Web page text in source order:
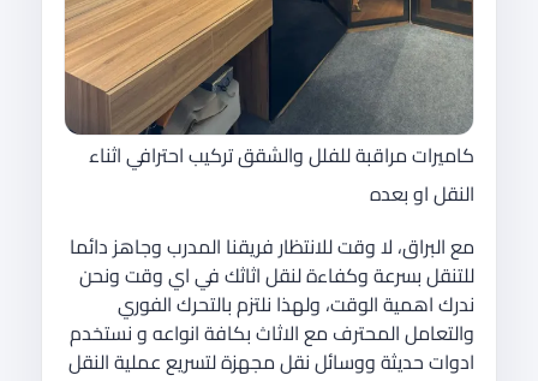
كاميرات مراقبة للفلل والشقق تركيب احترافي اثناء
النقل او بعده
مع البراق، لا وقت للانتظار فريقنا المدرب وجاهز دائما
للتنقل بسرعة وكفاءة لنقل اثاثك في اي وقت ونحن
ندرك اهمية الوقت، ولهذا نلتزم بالتحرك الفوري
والتعامل المحترف مع الاثاث بكافة انواعه و نستخدم
ادوات حديثة ووسائل نقل مجهزة لتسريع عملية النقل